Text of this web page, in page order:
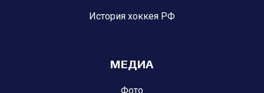
История хоккея РФ
МЕДИА
Фото